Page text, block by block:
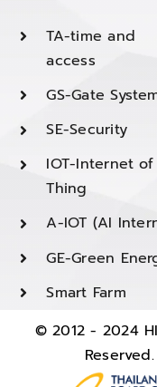
TA-time and
access
GS-Gate
SE-Security
IOT-Internet of
Thing
A-IOT (AI
GE-Green
Smart Farm
© 2012 - 2024